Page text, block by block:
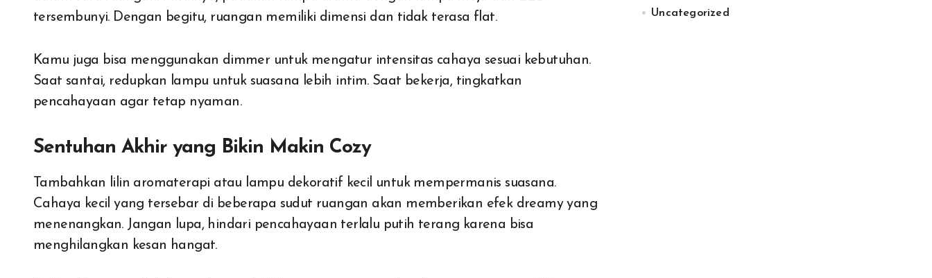
tersembunyi. Dengan begitu, ruangan memiliki dimensi dan tidak terasa flat.
Kamu juga bisa menggunakan dimmer untuk mengatur intensitas cahaya sesuai kebutuhan.
Saat santai, redupkan lampu untuk suasana lebih intim. Saat bekerja, tingkatkan
pencahayaan agar tetap nyaman.
Sentuhan Akhir yang Bikin Makin Cozy
Tambahkan lilin aromaterapi atau lampu dekoratif kecil untuk mempermanis suasana.
Cahaya kecil yang tersebar di beberapa sudut ruangan akan memberikan efek dreamy yang
menenangkan. Jangan lupa, hindari pencahayaan terlalu putih terang karena bisa
menghilangkan kesan hangat.
Uncategorized